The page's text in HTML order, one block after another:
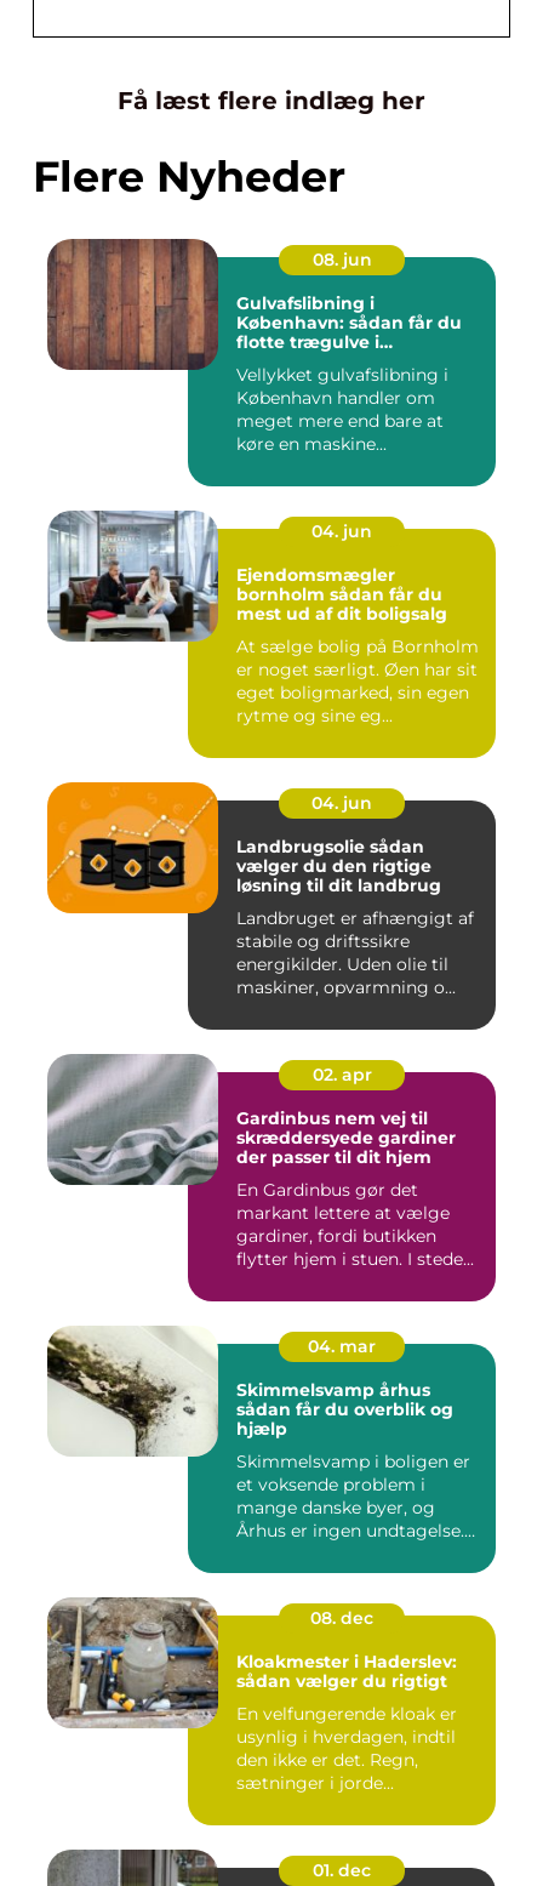
Få læst flere indlæg her
Flere Nyheder
08. jun
Gulvafslibning i
København: sådan får du
flotte trægulve i
Vellykket gulvafslibning i
København handler om
meget mere end bare at
køre en maskine...
04. jun
Ejendomsmægler
bornholm sådan får du
mest ud af dit boligsalg
At sælge bolig på Bornholm
er noget særligt. Øen har sit
eget boligmarked, sin egen
rytme og sine eg...
04. jun
Landbrugsolie sådan
vælger du den rigtige
løsning til dit landbrug
Landbruget er afhængigt af
stabile og driftssikre
energikilder. Uden olie til
maskiner, opvarmning o...
02. apr
Gardinbus nem vej til
skræddersyede gardiner
der passer til dit hjem
En Gardinbus gør det
markant lettere at vælge
gardiner, fordi butikken
flytter hjem i stuen. I stede...
04. mar
Skimmelsvamp århus
sådan får du overblik og
hjælp
Skimmelsvamp i boligen er
et voksende problem i
mange danske byer, og
Århus er ingen undtagelse.
08. dec
Kloakmester i Haderslev:
sådan vælger du rigtigt
En velfungerende kloak er
usynlig i hverdagen, indtil
den ikke er det. Regn,
sætninger i jorde...
01. dec